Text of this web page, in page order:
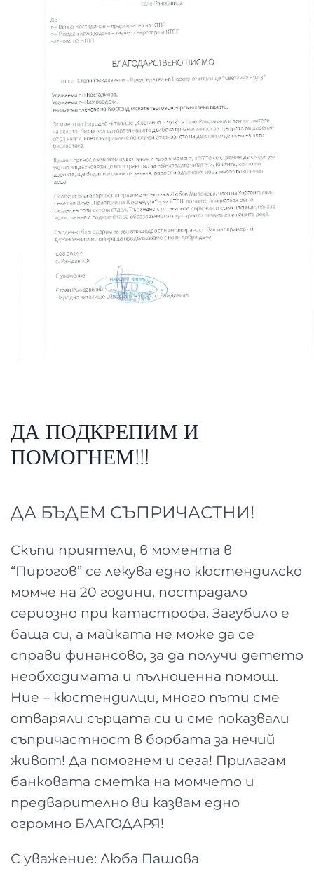
ДА ПОДКРЕПИМ И
ПОМОГНЕМ!!!
ДА БЪДЕМ СЪПРИЧАСТНИ!
Скъпи приятели, в момента в
“Пирогов” се лекува едно кюстендилско
момче на 20 години, пострадало
сериозно при катастрофа. Загубило е
баща си, а майката не може да се
справи финансово, за да получи детето
необходимата и пълноценна помощ.
Ние – кюстендилци, много пъти сме
отваряли сърцата си и сме показвали
съпричастност в борбата за нечий
живот! Да помогнем и сега! Прилагам
банковата сметка на момчето и
предварително ви казвам едно
огромно БЛАГОДАРЯ!
С уважение: Люба Пашова